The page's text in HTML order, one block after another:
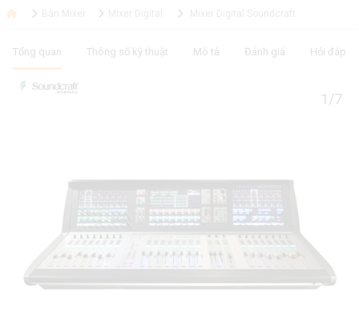
Tổng quan Thông số kỹ thuật Mô tả Đánh giá Hỏi đáp
1/7